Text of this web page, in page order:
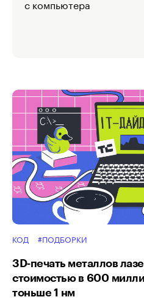
с компьютера
КОД #ПОДБОРКИ
3D‑печать металлов
стоимостью в 600
тоньше 1 нм